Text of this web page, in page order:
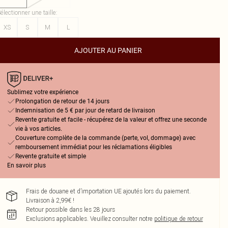
une taille:
XS
S M L
AJOUTER AU PANIER
Sublimez votre expérience
Prolongation de retour de 14 jours
Indemnisation de 5 € par jour de retard de livraison
Revente gratuite et facile - récupérez de la valeur et offrez une seconde
vie à vos articles.
Couverture complète de la commande (perte, vol, dommage) avec
remboursement immédiat pour les réclamations éligibles
Revente gratuite et simple
En savoir plus
Frais de douane et d’importation UE ajoutés lors du paiement.
Livraison à 2,99€ !
Retour possible dans les 28 jours
Exclusions applicables. Veuillez consulter notre politique de retour